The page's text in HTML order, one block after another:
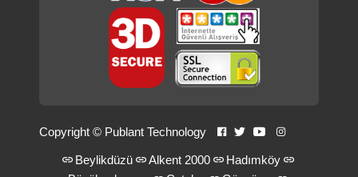
Copyright © Publant Technology
Beylikdüzü Alkent 2000
Hadımköy